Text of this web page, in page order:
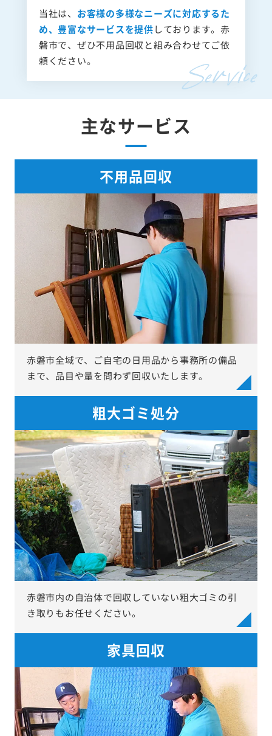
当社は、 お客様の多様なニーズに対応するた
め、豊富なサービスを提供しております。赤
磐市で、ぜひ不用品回収と組み合わせてご依
頼ください。
主なサービス
不用品回収
赤磐市全域で、ご自宅の日用品から事務所の備品
まで、品目や量を問わず回収いたします。
粗大ゴミ処分
赤磐市内の自治体で回収していない粗大ゴミの引
き取りもお任せください。
家具回収